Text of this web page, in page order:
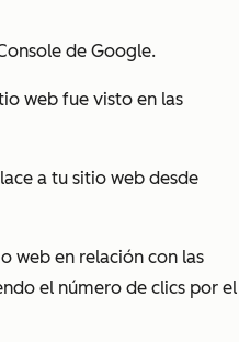
de Google.
web fue visto en las
a tu sitio web desde
web en relación con las
el número de clics por el